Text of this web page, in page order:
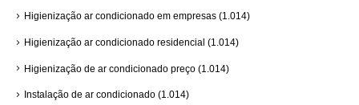
Higienização ar condicionado em empresas (1.014)
Higienização ar condicionado residencial (1.014)
Higienização de ar condicionado preço (1.014)
Instalação de ar condicionado (1.014)